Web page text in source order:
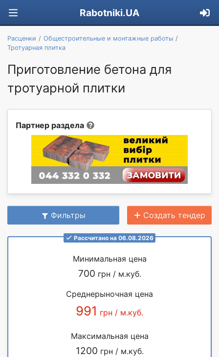
Rabotniki.UA
Расценки
Общестроительные и монтажные работы
Тротуарная плитка
Приготовление бетона для
тротуарной плитки
Партнер раздела
Фильтры Создать тендер
Рассчитано на 06.08.2026
Минимальная цена
700 грн / м.куб.
Среднерыночная цена
991 грн / м.куб.
Максимальная цена
1200 грн / м.куб.